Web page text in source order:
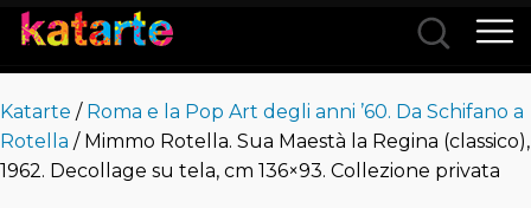
Categorie
Katarte / Roma e la Pop Art degli anni ’60. Da Schifano a
Rotella / Mimmo Rotella. Sua Maestà la Regina (classico),
1962. Decollage su tela, cm 136×93. Collezione privata